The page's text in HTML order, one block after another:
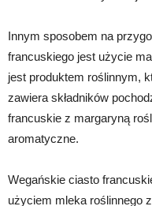
Innym sposobem na
francuskiego jest użycie
jest produktem roślinnym,
zawiera składników
francuskie z margaryną
aromatyczne.
Wegańskie ciasto
użyciem mleka roślinnego